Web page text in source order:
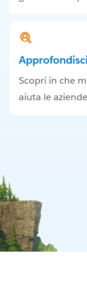
Scopri in che
aiuta le